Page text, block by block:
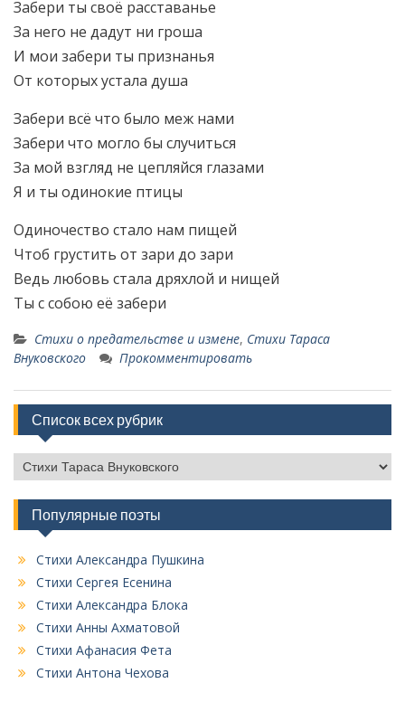
Забери ты своё расставанье
За него не дадут ни гроша
И мои забери ты признанья
От которых устала душа
Забери всё что было меж нами
Забери что могло бы случиться
За мой взгляд не цепляйся глазами
Я и ты одинокие птицы
Одиночество стало нам пищей
Чтоб грустить от зари до зари
Ведь любовь стала дряхлой и нищей
Ты с собою её забери
Стихи о предательстве и измене, Стихи Тараса
Внуковского
Прокомментировать
Список всех рубрик
п
и
к
в
е
х
р
у
Популярные поэты
Стихи Александра Пушкина
Стихи Сергея Есенина
Стихи Александра Блока
Стихи Анны Ахматовой
Стихи Афанасия Фета
Стихи Антона Чехова